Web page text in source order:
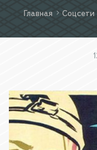
Главная Соцсети